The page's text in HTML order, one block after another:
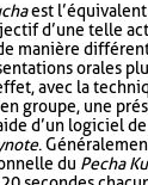
est
d’une telle
manière
orales
avec la
groupe, une
d’un logiciel
.
du Pecha